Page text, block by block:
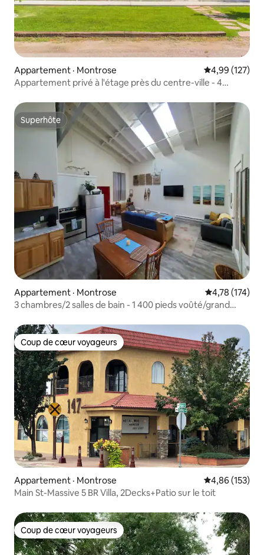
Appartement · Montrose Note
4,99 (127)
Appartement privé à l'étage près du centre-ville - 4
Superhôte
Superhôte
Appartement · Montrose Note
4,78 (174)
3 chambres/2 salles de bain - 1 400 pieds voûté/grand
Coup de cœur voyageurs
Coup de cœur voyageurs
Appartement · Montrose Note
4,86 (153)
Main St-Massive 5 BR Villa, 2Decks+Patio sur le toit
Coup de cœur voyageurs
Coup de cœur voyageurs